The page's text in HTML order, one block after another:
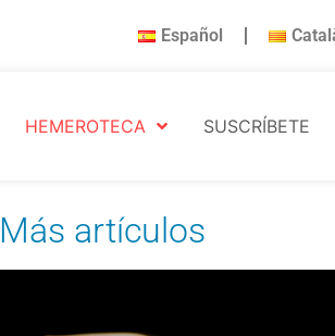
Español
HEMEROTECA SUSCRÍBETE
Más artículos